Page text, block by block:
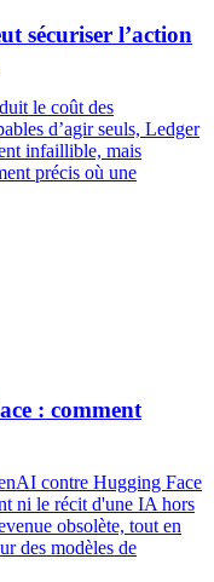
sécuriser l’action
le coût des
d’agir seuls, Ledger
infaillible, mais
précis où une
: comment
contre Hugging Face
ni le récit d'une IA hors
obsolète, tout en
des modèles de